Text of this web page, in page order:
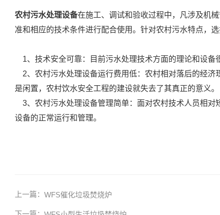
农村污水处理设备在施工、调试和验收过程中，凡涉及机
准和相应的技术条件进行配合使用。针对农村污水特点，
1、技术安全可靠：目前污水处理技术方面的理论和设备
2、农村污水处理设备运行费用低：农村相对落后的经济
是闲置，农村饮水安全工程的建设就失去了其真正的意义。
3、农村污水处理设备管理简单：面对农村技术人员相对
设备的正常运行和管理。
上一篇： WFS催化垃圾焚烧炉